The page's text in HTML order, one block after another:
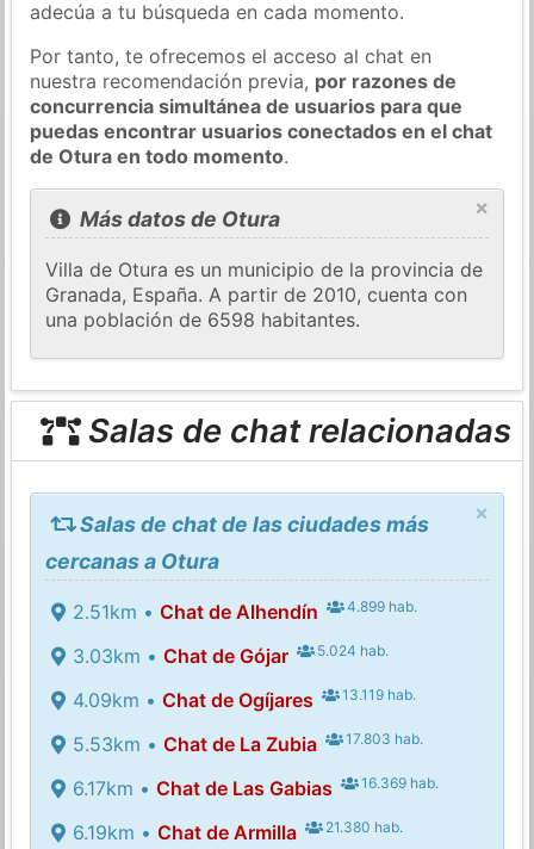
adecúa a tu búsqueda en cada momento.
Por tanto, te ofrecemos el acceso al chat en
nuestra recomendación previa, por razones de
concurrencia simultánea de usuarios para que
puedas encontrar usuarios conectados en el chat
de Otura en todo momento.
×
Más datos de Otura
Villa de Otura es un municipio de la provincia de
Granada, España. A partir de 2010, cuenta con
una población de 6598 habitantes.
Salas de chat relacionadas
×
Salas de chat de las ciudades más
cercanas a Otura
2.51km • Chat de Alhendín 4.899 hab.
3.03km • Chat de Gójar 5.024 hab.
4.09km • Chat de Ogíjares 13.119 hab.
5.53km • Chat de La Zubia 17.803 hab.
6.17km • Chat de Las Gabias 16.369 hab.
6.19km • Chat de Armilla 21.380 hab.